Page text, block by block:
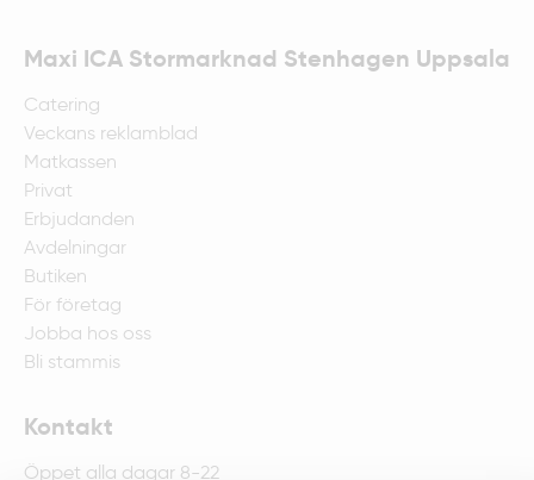
Maxi ICA Stormarknad Stenhagen Uppsala
Catering
Veckans reklamblad
Matkassen
Privat
Erbjudanden
Avdelningar
Butiken
För företag
Jobba hos oss
Bli stammis
Kontakt
Öppet alla dagar 8-22